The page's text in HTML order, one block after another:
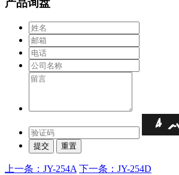
产品询盘
上一条：JY-254A 下一条：JY-254D